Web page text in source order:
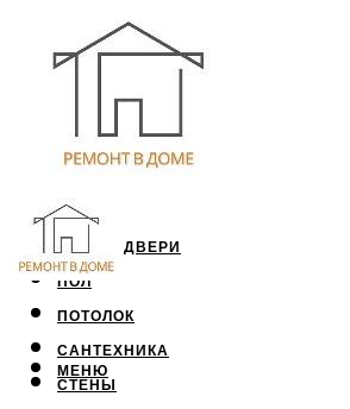
ОКНА И ДВЕРИ
ПОЛ
ПОТОЛОК
САНТЕХНИКА
СТЕНЫ
МЕНЮ